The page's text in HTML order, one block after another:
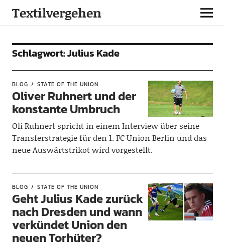
Textilvergehen
Schlagwort:Julius Kade
BLOG STATE OF THE UNION
Oliver Ruhnert und der
konstante Umbruch
Oli Ruhnert spricht in einem Interview über seine
Transferstrategie für den 1. FC Union Berlin und das
neue Auswärtstrikot wird vorgestellt.
BLOG STATE OF THE UNION
Geht Julius Kade zurück
nach Dresden und wann
verkündet Union den
neuen Torhüter?